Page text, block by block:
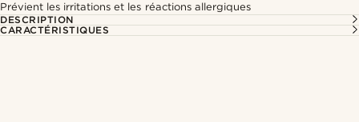
Prévient les irritations et les réactions allergiques
DESCRIPTION
CARACTÉRISTIQUES